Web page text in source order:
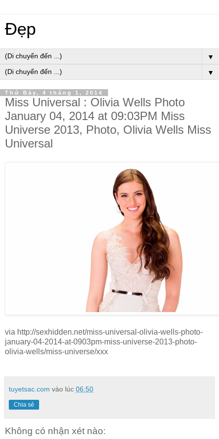
Đẹp
▼
▼
Thứ Bảy, 4 tháng 1, 2014
Miss Universal : Olivia Wells Photo
January 04, 2014 at 09:03PM Miss
Universe 2013, Photo, Olivia Wells Miss
Universal
via http://sexhidden.net/miss-universal-olivia-wells-photo-
january-04-2014-at-0903pm-miss-universe-2013-photo-
olivia-wells/miss-universe/xxx
tuyetsac.com vào lúc 06:50
Chia sẻ
Không có nhận xét nào: